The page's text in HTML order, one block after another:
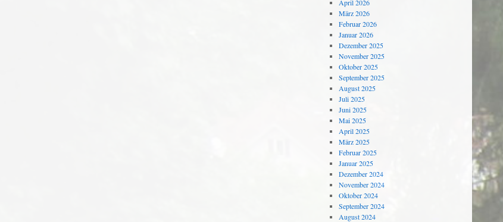
April 2026
März 2026
Februar 2026
Januar 2026
Dezember 2025
November 2025
Oktober 2025
September 2025
August 2025
Juli 2025
Juni 2025
Mai 2025
April 2025
März 2025
Februar 2025
Januar 2025
Dezember 2024
November 2024
Oktober 2024
September 2024
August 2024